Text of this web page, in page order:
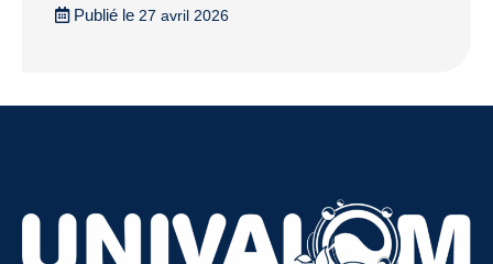
Publié le 27 avril 2026